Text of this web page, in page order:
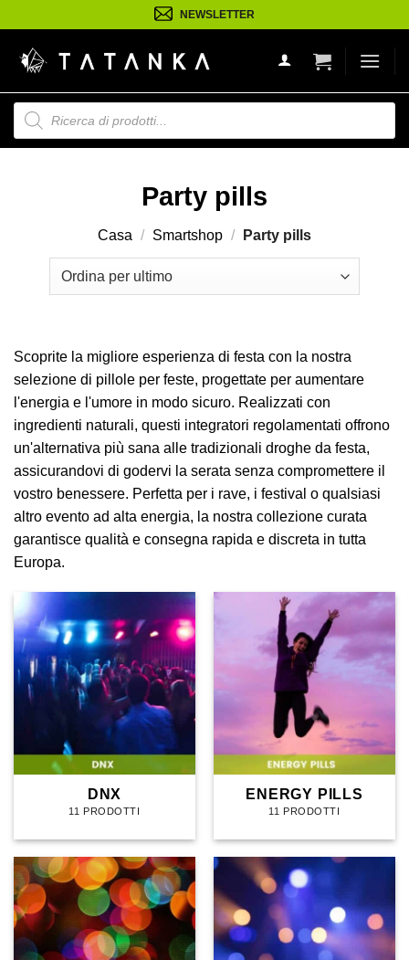
ai
contenuti
NEWSLETTER
Ricerca
prodotti
Party pills
Casa / Smartshop / Party pills
Scoprite la migliore esperienza di festa con la nostra
selezione di pillole per feste, progettate per aumentare
l'energia e l'umore in modo sicuro. Realizzati con
ingredienti naturali, questi integratori regolamentati offrono
un'alternativa più sana alle tradizionali droghe da festa,
assicurandovi di godervi la serata senza compromettere il
vostro benessere. Perfetta per i rave, i festival o qualsiasi
altro evento ad alta energia, la nostra collezione curata
garantisce qualità e consegna rapida e discreta in tutta
Europa.
DNX
11 PRODOTTI
ENERGY PILLS
11 PRODOTTI